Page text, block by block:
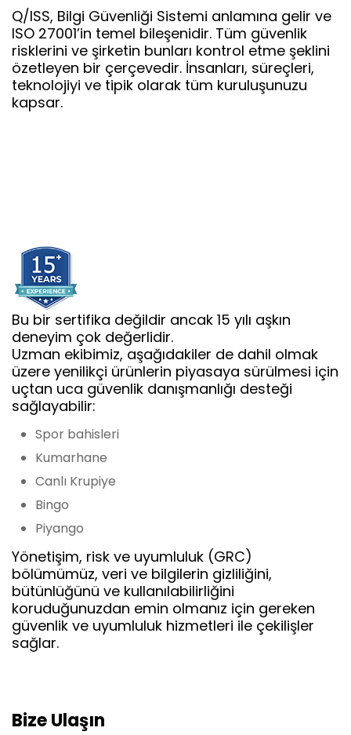
Q/ISS, Bilgi Güvenliği Sistemi anlamına gelir ve
ISO 27001’in temel bileşenidir. Tüm güvenlik
risklerini ve şirketin bunları kontrol etme şeklini
özetleyen bir çerçevedir. İnsanları, süreçleri,
teknolojiyi ve tipik olarak tüm kuruluşunuzu
kapsar.
Bu bir sertifika değildir ancak 15 yılı aşkın
deneyim çok değerlidir.
Uzman ekibimiz, aşağıdakiler de dahil olmak
üzere yenilikçi ürünlerin piyasaya sürülmesi için
uçtan uca güvenlik danışmanlığı desteği
sağlayabilir:
Spor bahisleri
Kumarhane
Canlı Krupiye
Bingo
Piyango
Yönetişim, risk ve uyumluluk (GRC)
bölümümüz, veri ve bilgilerin gizliliğini,
bütünlüğünü ve kullanılabilirliğini
koruduğunuzdan emin olmanız için gereken
güvenlik ve uyumluluk hizmetleri ile çekilişler
sağlar.
Bize Ulaşın